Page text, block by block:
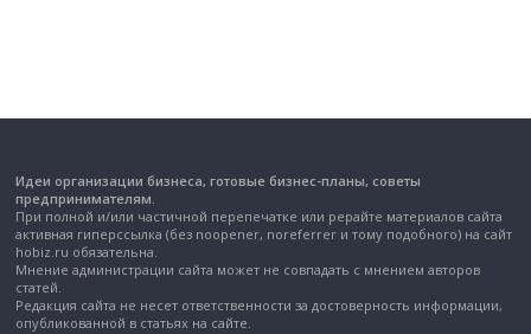
Идеи организации бизнеса, готовые бизнес-планы, советы
предпринимателям.
При полной и/или частичной перепечатке или рерайте материалов сайта
активная гиперссылка (без noopener, noreferrer и тому подобного) на сайт
hobiz.ru обязательна.
Мнение администрации сайта может не совпадать с мнением авторов
статей.
Редакция сайта не несет ответственности за достоверность информации,
опубликованной в статьях на сайте.